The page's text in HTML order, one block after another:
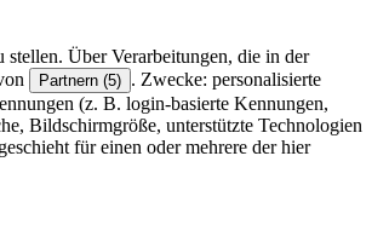
Über Verarbeitungen, die in der
Partnern (5) . Zwecke: personalisierte
(z. B. login-basierte Kennungen,
Bildschirmgröße, unterstützte Technologien
für einen oder mehrere der hier